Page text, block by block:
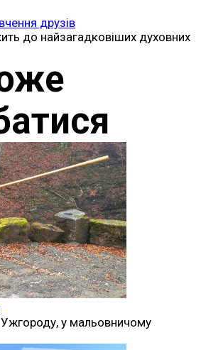
друзів
до найзагадковіших духовних
Ужгороду, у мальовничому